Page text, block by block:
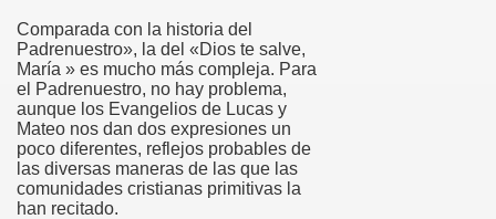
Comparada con la historia del
Padrenuestro», la del «Dios te salve,
María » es mucho más compleja. Para
el Padrenuestro, no hay problema,
aunque los Evangelios de Lucas y
Mateo nos dan dos expresiones un
poco diferentes, reflejos probables de
las diversas maneras de las que las
comunidades cristianas primitivas la
han recitado.